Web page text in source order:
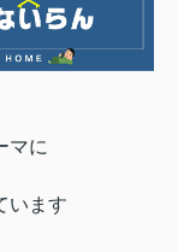
マに
います